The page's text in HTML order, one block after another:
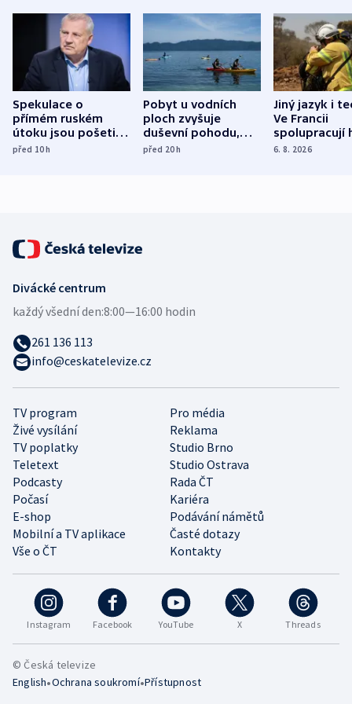
Spekulace o
přímém ruském
útoku jsou pošetilé,
míní estonský
před 10h
Pobyt u vodních
ploch zvyšuje
duševní pohodu,
ukázala
před 20h
Jiný jazyk i
Ve Francii
spolupracují
různých zemí
6. 8. 2026
Instagram Facebook YouTube X Threads
TV program
Pro média
Živé vysílání
Reklama
TV poplatky
Studio Brno
Teletext
Studio Ostrava
Podcasty
Rada ČT
Počasí
Kariéra
E-shop
Podávání námětů
Mobilní a TV aplikace
Časté dotazy
Vše o ČT
Kontakty
Divácké centrum
každý všední den:8:00—16:00 hodin
261 136 113
info@ceskatelevize.cz
© Česká televize
English•Ochrana soukromí•Přístupnost